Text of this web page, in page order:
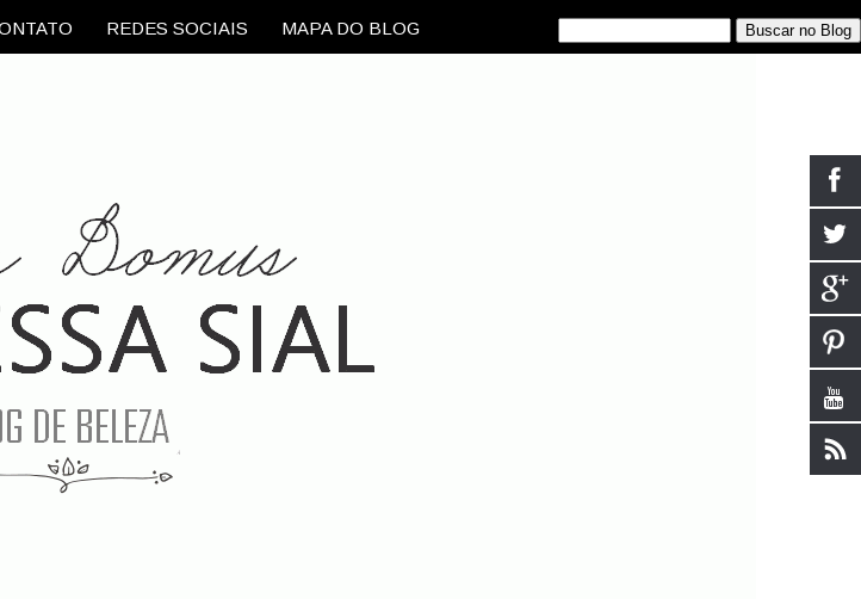
REDES SOCIAIS MAPA DO BLOG